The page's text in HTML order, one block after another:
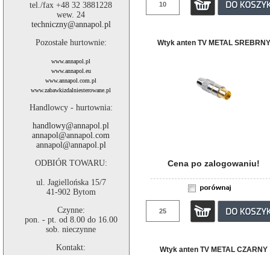
tel./fax +48 32 3881228
wew. 24
techniczny@annapol.pl
Pozostałe hurtownie:
www.annapol.pl
www.annapol.eu
www.annapol.com.pl
www.zabawkizdalniesterowane.pl
Handlowcy - hurtownia:
handlowy@annapol.pl
annapol@annapol.com
annapol@annapol.pl
ODBIÓR TOWARU:
ul. Jagiellońska 15/7
41-902 Bytom
Czynne:
pon. - pt. od 8.00 do 16.00
sob. nieczynne
Kontakt:
Wtyk anten TV METAL SREBRNY
Cena po zalogowaniu!
Wtyk anten TV METAL CZARNY